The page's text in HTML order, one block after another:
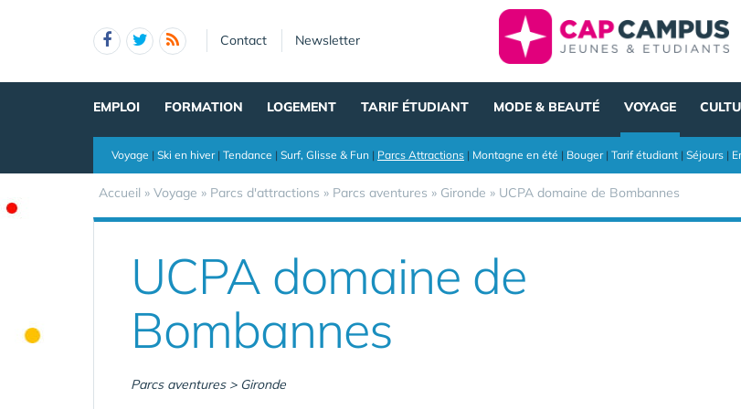
Contact Newsletter
EMPLOI FORMATION LOGEMENT TARIF ÉTUDIANT MODE & BEAUTÉ VOYAGE
Voyage | Ski en hiver| Tendance | Surf, Glisse & Fun | Parcs Attractions | Montagne en été | Bouger| Tarif étudiant | Séjours |
Accueil » Voyage » Parcs d'attractions » Parcs aventures » Gironde » UCPA domaine de Bombannes
UCPA domaine de
Bombannes
Parcs aventures > Gironde